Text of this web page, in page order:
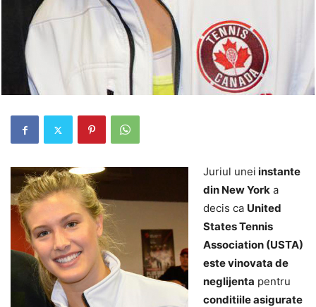
Juriul unei instante
din New York a
decis ca United
States Tennis
Association (USTA)
este vinovata de
neglijenta pentru
conditiile asigurate